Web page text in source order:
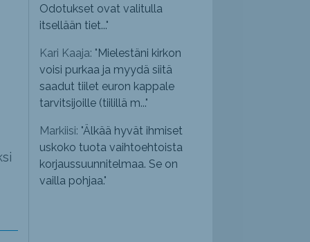
Odotukset ovat valitulla
itsellään tiet..."
Kari Kaaja: " Mielestäni kirkon
voisi purkaa ja myydä siitä
saadut tiilet euron kappale
tarvitsijoille (tiilillä m..."
Markiisi: "Älkää hyvät ihmiset
uskoko tuota vaihtoehtoista
korjaussuunnitelmaa. Se on
vailla pohjaa."